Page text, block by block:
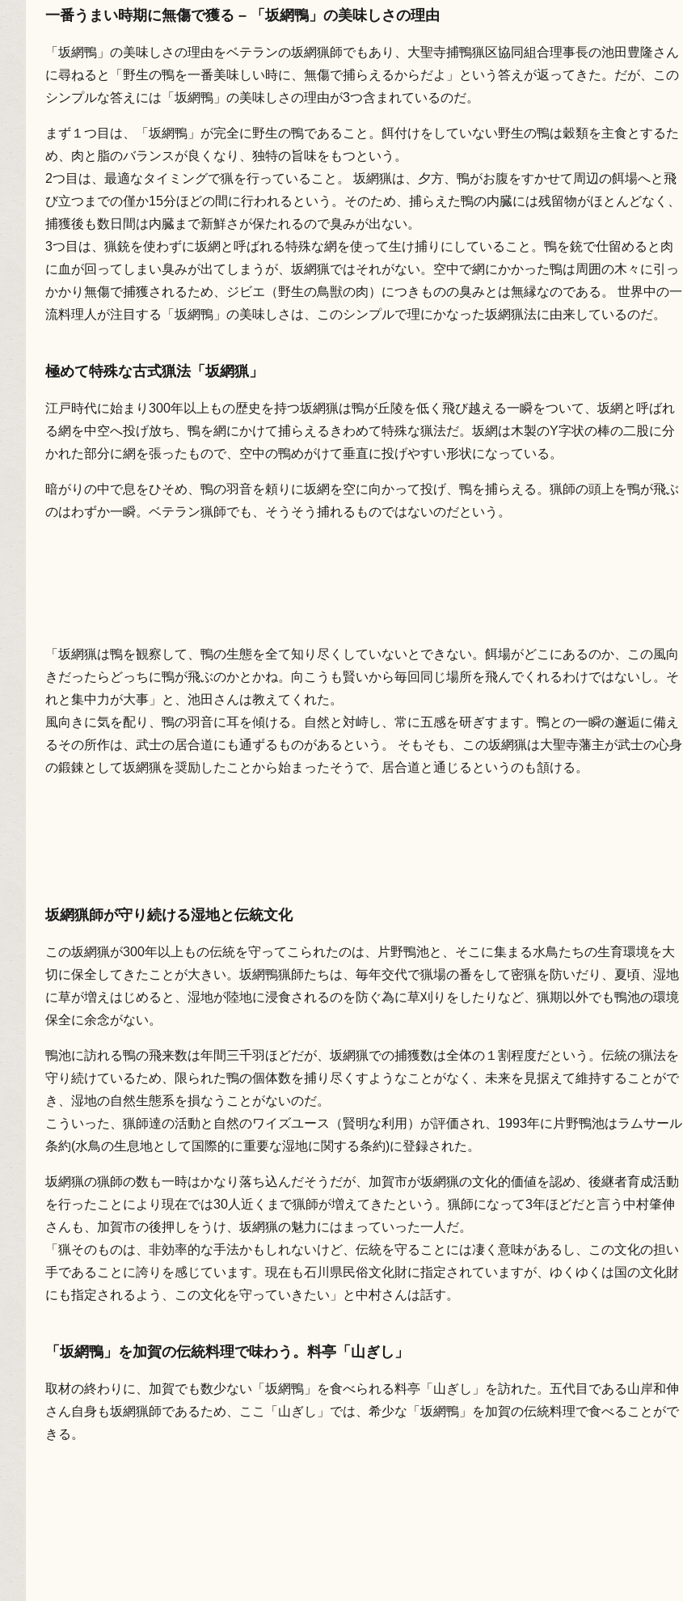
一番うまい時期に無傷で獲る – 「坂網鴨」の美味しさの理由
「坂網鴨」の美味しさの理由をベテランの坂網猟師でもあり、大聖寺捕鴨猟区協同組合理事長の池田豊隆さん
に尋ねると「野生の鴨を一番美味しい時に、無傷で捕らえるからだよ」という答えが返ってきた。だが、この
シンプルな答えには「坂網鴨」の美味しさの理由が3つ含まれているのだ。
まず１つ目は、「坂網鴨」が完全に野生の鴨であること。餌付けをしていない野生の鴨は穀類を主食とするた
め、肉と脂のバランスが良くなり、独特の旨味をもつという。
2つ目は、最適なタイミングで猟を行っていること。 坂網猟は、夕方、鴨がお腹をすかせて周辺の餌場へと飛
び立つまでの僅か15分ほどの間に行われるという。そのため、捕らえた鴨の内臓には残留物がほとんどなく、
捕獲後も数日間は内臓まで新鮮さが保たれるので臭みが出ない。
3つ目は、猟銃を使わずに坂網と呼ばれる特殊な網を使って生け捕りにしていること。鴨を銃で仕留めると肉
に血が回ってしまい臭みが出てしまうが、坂網猟ではそれがない。空中で網にかかった鴨は周囲の木々に引っ
かかり無傷で捕獲されるため、ジビエ（野生の鳥獣の肉）につきものの臭みとは無縁なのである。 世界中の一
流料理人が注目する「坂網鴨」の美味しさは、このシンプルで理にかなった坂網猟法に由来しているのだ。
極めて特殊な古式猟法「坂網猟」
江戸時代に始まり300年以上もの歴史を持つ坂網猟は鴨が丘陵を低く飛び越える一瞬をついて、坂網と呼ばれ
る網を中空へ投げ放ち、鴨を網にかけて捕らえるきわめて特殊な猟法だ。坂網は木製のY字状の棒の二股に分
かれた部分に網を張ったもので、空中の鴨めがけて垂直に投げやすい形状になっている。
暗がりの中で息をひそめ、鴨の羽音を頼りに坂網を空に向かって投げ、鴨を捕らえる。猟師の頭上を鴨が飛ぶ
のはわずか一瞬。ベテラン猟師でも、そうそう捕れるものではないのだという。
「坂網猟は鴨を観察して、鴨の生態を全て知り尽くしていないとできない。餌場がどこにあるのか、この風向
きだったらどっちに鴨が飛ぶのかとかね。向こうも賢いから毎回同じ場所を飛んでくれるわけではないし。そ
れと集中力が大事」と、池田さんは教えてくれた。
風向きに気を配り、鴨の羽音に耳を傾ける。自然と対峙し、常に五感を研ぎすます。鴨との一瞬の邂逅に備え
るその所作は、武士の居合道にも通ずるものがあるという。 そもそも、この坂網猟は大聖寺藩主が武士の心身
の鍛錬として坂網猟を奨励したことから始まったそうで、居合道と通じるというのも頷ける。
坂網猟師が守り続ける湿地と伝統文化
この坂網猟が300年以上もの伝統を守ってこられたのは、片野鴨池と、そこに集まる水鳥たちの生育環境を大
切に保全してきたことが大きい。坂網鴨猟師たちは、毎年交代で猟場の番をして密猟を防いだり、夏頃、湿地
に草が増えはじめると、湿地が陸地に浸食されるのを防ぐ為に草刈りをしたりなど、猟期以外でも鴨池の環境
保全に余念がない。
鴨池に訪れる鴨の飛来数は年間三千羽ほどだが、坂網猟での捕獲数は全体の１割程度だという。伝統の猟法を
守り続けているため、限られた鴨の個体数を捕り尽くすようなことがなく、未来を見据えて維持することがで
き、湿地の自然生態系を損なうことがないのだ。
こういった、猟師達の活動と自然のワイズユース（賢明な利用）が評価され、1993年に片野鴨池はラムサール
条約(水鳥の生息地として国際的に重要な湿地に関する条約)に登録された。
坂網猟の猟師の数も一時はかなり落ち込んだそうだが、加賀市が坂網猟の文化的価値を認め、後継者育成活動
を行ったことにより現在では30人近くまで猟師が増えてきたという。猟師になって3年ほどだと言う中村肇伸
さんも、加賀市の後押しをうけ、坂網猟の魅力にはまっていった一人だ。
「猟そのものは、非効率的な手法かもしれないけど、伝統を守ることには凄く意味があるし、この文化の担い
手であることに誇りを感じています。現在も石川県民俗文化財に指定されていますが、ゆくゆくは国の文化財
にも指定されるよう、この文化を守っていきたい」と中村さんは話す。
「坂網鴨」を加賀の伝統料理で味わう。料亭「山ぎし」
取材の終わりに、加賀でも数少ない「坂網鴨」を食べられる料亭「山ぎし」を訪れた。五代目である山岸和伸
さん自身も坂網猟師であるため、ここ「山ぎし」では、希少な「坂網鴨」を加賀の伝統料理で食べることがで
きる。